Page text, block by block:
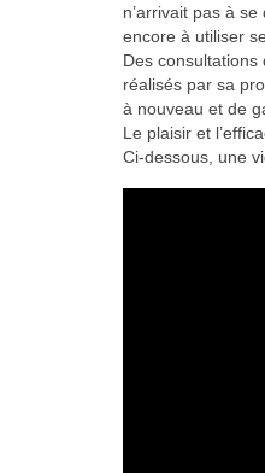
n’arrivait pas à
encore à utiliser
Des consultations
réalisés par sa
à nouveau et de
Le plaisir et
Ci-dessous, une